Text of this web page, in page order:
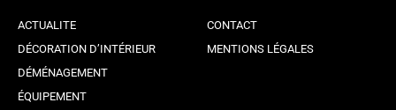
ACTUALITE
DÉCORATION D’INTÉRIEUR
DÉMÉNAGEMENT
ÉQUIPEMENT
CONTACT
MENTIONS LÉGALES